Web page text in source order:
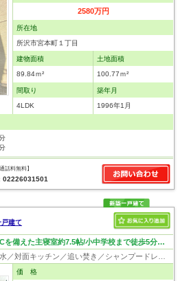
2580万円
所在地
所沢市宮本町１丁目
建物面積
89.84ｍ²
土地面積
100.77ｍ²
間取り
4LDK
築年月
1996年1月
通話料無料】
02226031501
戸建て
床暖房付きのLDKは広々約22.5帖/WICを備えた主寝室約7.5帖/小中学校まで徒歩5分以内/ワイドバルコニー
東京電力／公営水道／都市ガス／下水／対面キッチン／追い焚き／シャンプードレッサー／浴室換気乾燥機／ウォシュレット／システムキッチン／食器洗浄乾燥器／浄水器／床下収納／ウォークインクローゼット／フローリング／クローゼット／バリアフリー／太陽光発電システム／フラット35適合証明書
価 格